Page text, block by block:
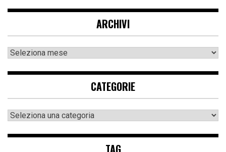
ARCHIVI
CATEGORIE